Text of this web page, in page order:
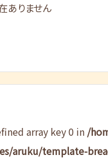
ありません
array key 0 in /
aruku/template-